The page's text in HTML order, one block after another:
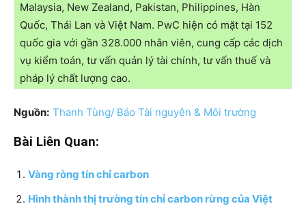
Malaysia, New Zealand, Pakistan, Philippines, Hàn
Quốc, Thái Lan và Việt Nam. PwC hiện có mặt tại 152
quốc gia với gần 328.000 nhân viên, cung cấp các dịch
vụ kiểm toán, tư vấn quản lý tài chính, tư vấn thuế và
pháp lý chất lượng cao.
Nguồn: Thanh Tùng/ Báo Tài nguyên & Môi trường
Bài Liên Quan:
Vàng ròng tín chỉ carbon
Hình thành thị trường tín chỉ carbon rừng của Việt